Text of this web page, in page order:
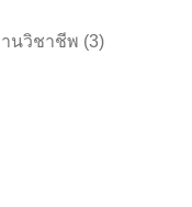
นวิชาชีพ (3)